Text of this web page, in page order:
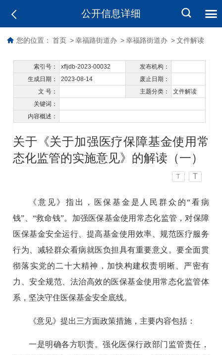
公开信息详细
您的位置： 首页 > 幸福路街道办 > 幸福路街道办 > 文件解读
索引号： xfljdb-2023-00032
发布机构：
生成日期：
2023-08-14
废止日期：
文 号：
主题分类：
文件解读
关键词：
内容概述：
关于《关于加强医疗保障基金使用常
态化监管的实施意见》的解读（一）
T T
《意见》指出，医保基金是人民群众的“看病
钱”、“救命钱”。加强医保基金使用常态化监管，对保障
医保基金安全运行、提高基金使用效率、规范医疗服务
行为、减轻群众看病就医负担具有重要意义。要全面贯
彻落实党的二十大精神，加快构建权责明晰、严密有
力、安全规范、法治高效的医保基金使用常态化监管体
系，坚决守住医保基金安全底线。
《意见》提出三方面政策措施，主要内容包括：
一是明确各方职责。强化医保行政部门监管责任，